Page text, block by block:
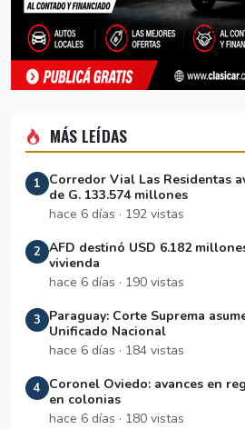
MÁS LEÍDAS
1
Corredor Vial Las Residentas
de G. 133.574 millones
hace 6 días · 192 vistas
2 AFD destinó USD 6.182
vivienda
hace 6 días · 190 vistas
3
Paraguay: Corte Suprema
Unificado Nacional
hace 6 días · 184 vistas
4
Coronel Oviedo: avances en
en colonias
hace 6 días · 180 vistas